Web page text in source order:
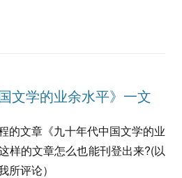
文学的业余水平》一文
的文章《九十年代中国文学的业
样的文章怎么也能刊登出来?(以
所评论）